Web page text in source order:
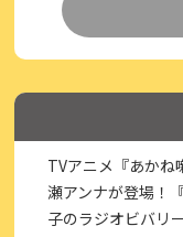
TVアニメ『あかね
瀬アンナが登場！
子のラジオビバリ